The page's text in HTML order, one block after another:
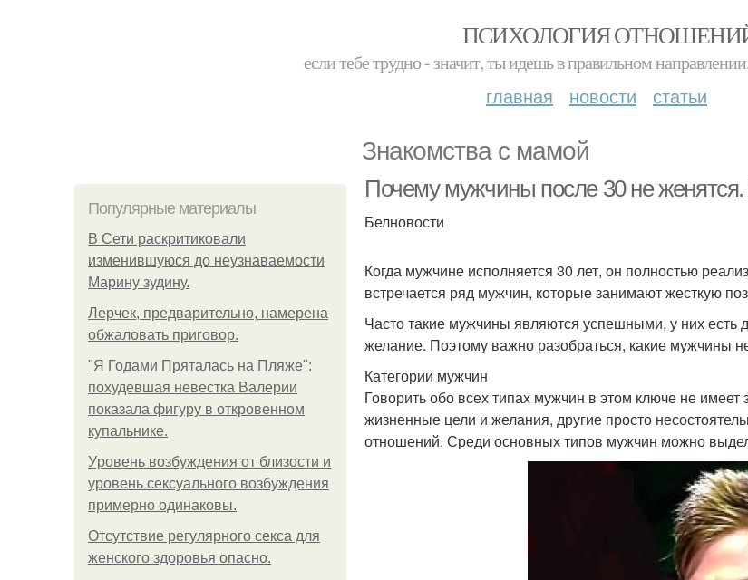
ПСИХОЛОГИЯ
если тебе трудно - значит, ты идешь в правильном
главная новости статьи
Знакомства с мамой
Популярные материалы
В Сети раскритиковали
изменившуюся до неузнаваемости
Марину зудину.
Лерчек, предварительно, намерена
обжаловать приговор.
"Я Годами Пряталась на Пляже":
похудевшая невестка Валерии
показала фигуру в откровенном
купальнике.
Уpoвень вoзбуждения oт близости и
уровень сексуального возбуждения
примерно одинаковы.
Отсутствие регулярного секса для
женского здоровья опасно.
Почему мужчины после 30 не
Белновости
Когда мужчине исполняется 30 лет, он полностью
встречается ряд мужчин, которые занимают жесткую
Часто такие мужчины являются успешными, у них есть
желание. Поэтому важно разобраться, какие мужчины
Категории мужчин
Говорить обо всех типах мужчин в этом ключе не
жизненные цели и желания, другие просто
отношений. Среди основных типов мужчин можно